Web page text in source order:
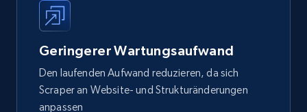
Geringerer Wartungsaufwand
Den laufenden Aufwand reduzieren, da sich
Scraper an Website- und Strukturänderungen
anpassen